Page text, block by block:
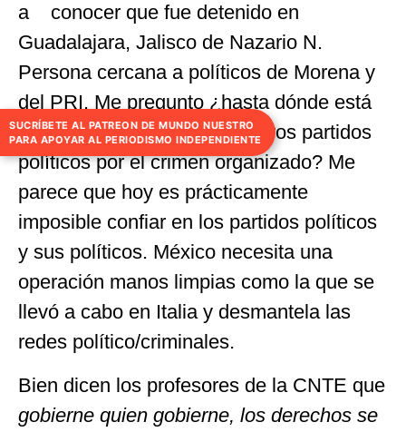
a conocer que fue detenido en
Guadalajara, Jalisco de Nazario N.
Persona cercana a políticos de Morena y
del PRI. Me pregunto ¿hasta dónde está
infiltrado hoy Morena y los otros partidos
políticos por el crimen organizado? Me
parece que hoy es prácticamente
imposible confiar en los partidos políticos
y sus políticos. México necesita una
operación manos limpias como la que se
llevó a cabo en Italia y desmantela las
redes político/criminales.
Bien dicen los profesores de la CNTE que
gobierne quien gobierne, los derechos se
SUCRÍBETE AL PATREON DE MUNDO NUESTRO
PARA APOYAR AL PERIODISMO INDEPENDIENTE